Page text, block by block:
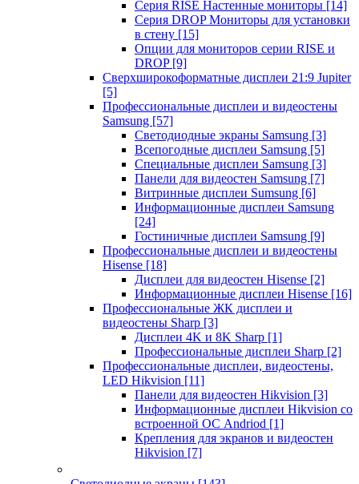
Серия RISE Настенные мониторы [14]
Серия DROP Мониторы для установки
в стену [15]
Опции для мониторов серии RISE и
DROP [9]
Сверхширокоформатные дисплеи 21:9 Jupiter
[5]
Профессиональные дисплеи и видеостены
Samsung [57]
Светодиодные экраны Samsung [3]
Всепогодные дисплеи Samsung [5]
Специальные дисплеи Samsung [3]
Панели для видеостен Samsung [7]
Витринные дисплеи Sumsung [6]
Информационные дисплеи Samsung
[24]
Гостиничные дисплеи Samsung [9]
Профессиональные дисплеи и видеостены
Hisense [18]
Дисплеи для видеостен Hisense [2]
Информационные дисплеи Hisense [16]
Профессиональные ЖК дисплеи и
видеостены Sharp [3]
Дисплеи 4K и 8K Sharp [1]
Профессиональные дисплеи Sharp [2]
Профессиональные дисплеи, видеостены,
LED Hikvision [11]
Панели для видеостен Hikvision [3]
Информационные дисплеи Hikvision со
встроенной ОС Andriod [1]
Крепления для экранов и видеостен
Hikvision [7]